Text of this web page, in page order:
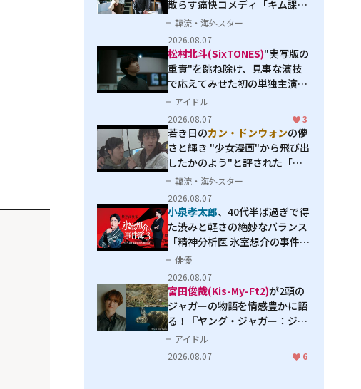
散らす痛快コメディ「キム課長
とソ理事～Bravo! Your Life
～」
韓流・海外スター
2026.08.07
松村北斗(SixTONES)"実写版の
重責"を跳ね除け、見事な演技
で応えてみせた初の単独主演映
画「秒速5センチメートル」
アイドル
2026.08.07
3
若き日のカン・ドンウォンの儚
さと輝き "少女漫画"から飛び出
したかのよう"と評された「オ
オカミの誘惑」
韓流・海外スター
2026.08.07
小泉孝太郎、40代半ば過ぎで得
た渋みと軽さの絶妙なバランス
「精神分析医 氷室想介の事件簿
３」で見せる進化
俳優
2026.08.07
宮田俊哉(Kis-My-Ft2)が2頭の
ジャガーの物語を情感豊かに語
る！『ヤング・ジャガー：ジャ
ングル王への道』『ジャガーと
ウミガメの物語：熱帯林の守護
アイドル
2026.08.07
6